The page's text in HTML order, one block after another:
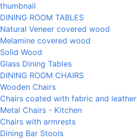
DINING ROOM TABLES
Natural Veneer covered wood
Melamine covered wood
Solid Wood
Glass Dining Tables
DINING ROOM CHAIRS
Wooden Chairs
Chairs coated with fabric and leather
Metal Chairs - Kitchen
Chairs with armrests
Dining Bar Stools